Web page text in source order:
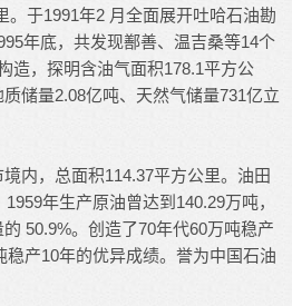
。于1991年2 月全面展开吐哈石油勘
年底，共发现鄯善、温吉桑等14个
造，探明含油气面积178.1平方公
储量2.08亿吨、天然气储量731亿立
，总面积114.37平方公里。油田
年生产原油曾达到140.29万吨，
50.9%。创造了70年代60万吨稳产
稳产10年的优异成绩。誉为中国石油